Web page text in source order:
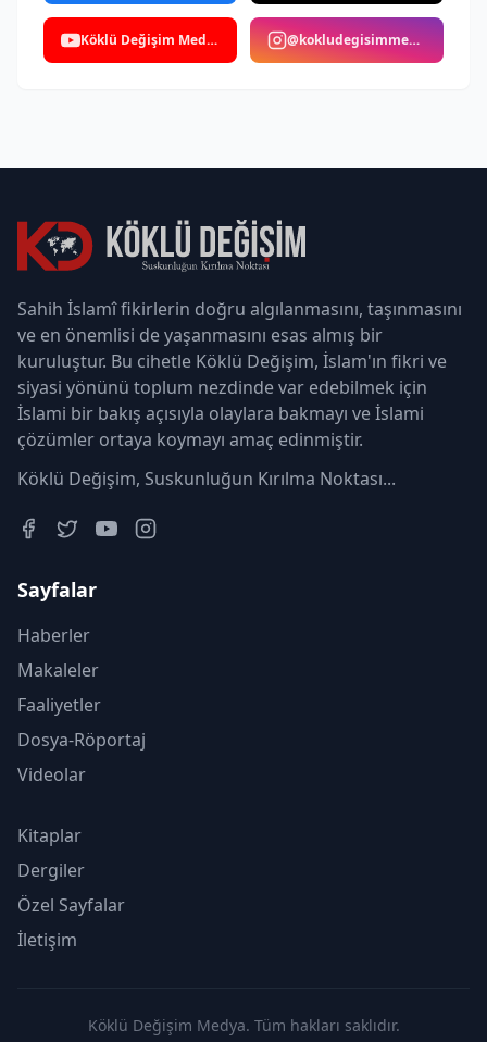
Köklü Değişim Medya @kokludegisimmedya
Sahih İslamî fikirlerin doğru algılanmasını, taşınmasını
ve en önemlisi de yaşanmasını esas almış bir
kuruluştur. Bu cihetle Köklü Değişim, İslam'ın fikri ve
siyasi yönünü toplum nezdinde var edebilmek için
İslami bir bakış açısıyla olaylara bakmayı ve İslami
çözümler ortaya koymayı amaç edinmiştir.
Köklü Değişim, Suskunluğun Kırılma Noktası...
Sayfalar
Haberler
Makaleler
Faaliyetler
Dosya-Röportaj
Videolar
Kitaplar
Dergiler
Özel Sayfalar
İletişim
Köklü Değişim Medya. Tüm hakları saklıdır.